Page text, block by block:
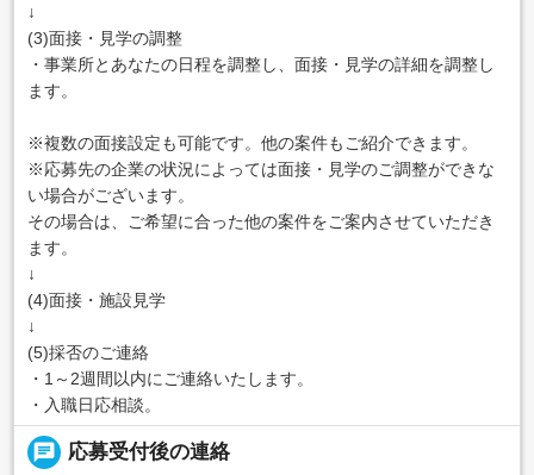
↓
(3)面接・見学の調整
・事業所とあなたの日程を調整し、面接・見学の詳細を調整し
ます。
※複数の面接設定も可能です。他の案件もご紹介できます。
※応募先の企業の状況によっては面接・見学のご調整ができな
い場合がございます。
その場合は、ご希望に合った他の案件をご案内させていただき
ます。
↓
(4)面接・施設見学
↓
(5)採否のご連絡
・1～2週間以内にご連絡いたします。
・入職日応相談。
chat 応募受付後の連絡